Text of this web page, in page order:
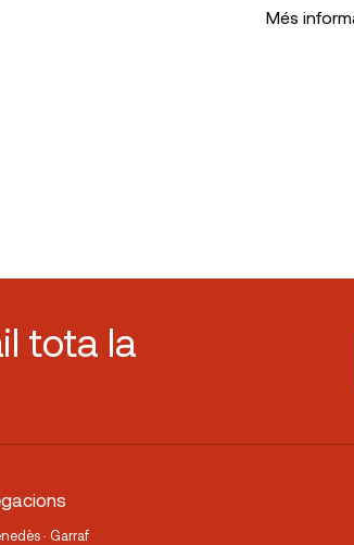
Més
tota la
· Garraf